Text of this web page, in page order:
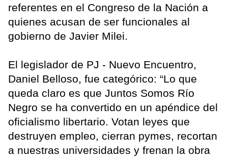
referentes en el Congreso de la Nación a
quienes acusan de ser funcionales al
gobierno de Javier Milei.
El legislador de PJ - Nuevo Encuentro,
Daniel Belloso, fue categórico: “Lo que
queda claro es que Juntos Somos Río
Negro se ha convertido en un apéndice del
oficialismo libertario. Votan leyes que
destruyen empleo, cierran pymes, recortan
a nuestras universidades y frenan la obra